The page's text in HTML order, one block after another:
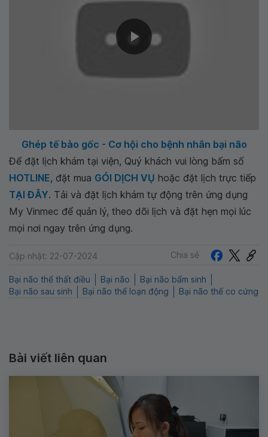
Ghép tế bào gốc - Cơ hội cho bệnh nhân bại não
Để đặt lịch khám tại viện, Quý khách vui lòng bấm số
HOTLINE, đặt mua GÓI DỊCH VỤ hoặc đặt lịch trực tiếp
TẠI ĐÂY. Tải và đặt lịch khám tự động trên ứng dụng
My Vinmec để quản lý, theo dõi lịch và đặt hẹn mọi lúc
mọi nơi ngay trên ứng dụng.
Cập nhật: 22-07-2024 Chia sẻ
Bại não thể thất điều Bại não
Bại não bẩm sinh
Bại não sau sinh
Bại não thể loạn động Bại não thể co cứng
Bài viết liên quan